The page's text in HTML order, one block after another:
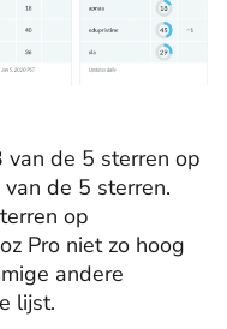
van de 5 sterren op
de 5 sterren.
op
Pro niet zo hoog
andere
lijst.